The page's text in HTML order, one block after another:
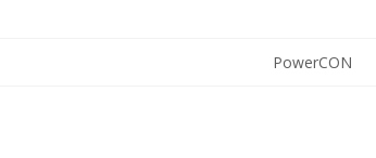
PowerCON